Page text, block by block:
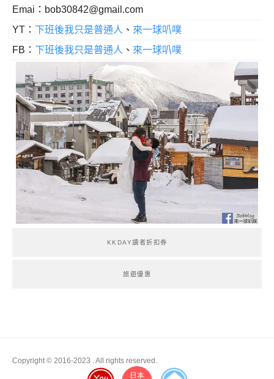
Emai： bob30842@gmail.com
YT： 下班後我只是普通人 、 來一球叭噗
FB： 下班後我只是普通人 、 來一球叭噗
KKDAY讀者折扣券
旅遊優惠
Copyright © 2016-2023 . All rights reserved.